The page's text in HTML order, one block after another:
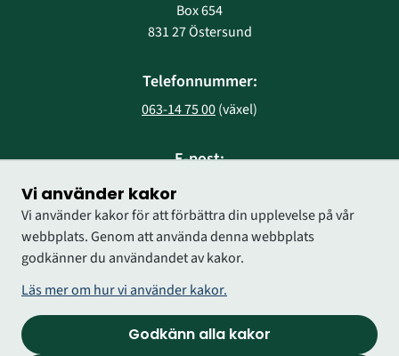
Vi använder kakor
Vi använder kakor för att förbättra din upplevelse på vår
webbplats. Genom att använda denna webbplats
godkänner du användandet av kakor.
Läs mer om hur vi använder kakor.
Godkänn alla kakor
Box 654
831 27 Östersund
Telefonnummer:
063-14 75 00 (växel)
E-post:
region@regionjh.se